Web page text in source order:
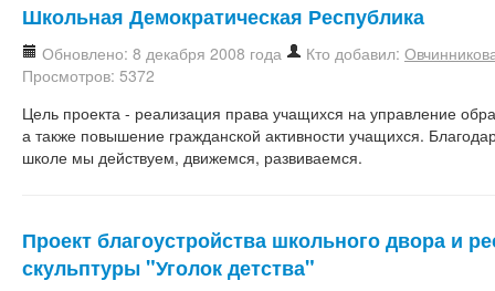
Школьная Демократическая Республика
Обновлено: 8 декабря 2008 года Кто добавил:
Просмотров: 5372
Цель проекта - реализация права учащихся на управление
а также повышение гражданской активности учащихся.
школе мы действуем, движемся, развиваемся.
Проект благоустройства школьного двора и
скульптуры "Уголок детства"